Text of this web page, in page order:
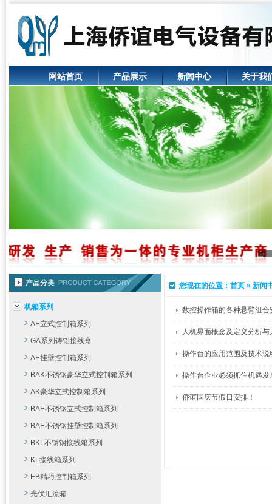
网站首页 产品展示 新闻中心 关于我
机箱系列
AE立式控制箱系列
GA系列铸铝接线盒
AE挂壁控制箱系列
BAK不锈钢豪华立式控制箱系列
AK豪华立式控制箱系列
BAE不锈钢立式控制箱系列
BAE不锈钢挂壁控制箱系列
BKL不锈钢接线箱系列
KL接线箱系列
EB精巧控制箱系列
光伏汇流箱
您现在的位置： 首页 » 新闻
数控操作箱的各种悬臂组合
人机界面概念及定义分析
操作台的应用范围及技术说
操作台企业必须抓住机遇发
侨谊国庆节假日安排！